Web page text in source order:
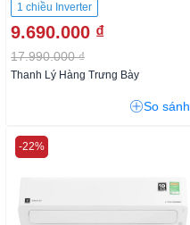
1 chiều Inverter
9.690.000 ₫
17.990.000 ₫
Thanh Lý Hàng Trưng Bày
So sánh
-22%